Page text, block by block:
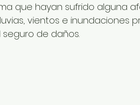
que hayan sufrido alguna
vientos e inundaciones
seguro de daños.